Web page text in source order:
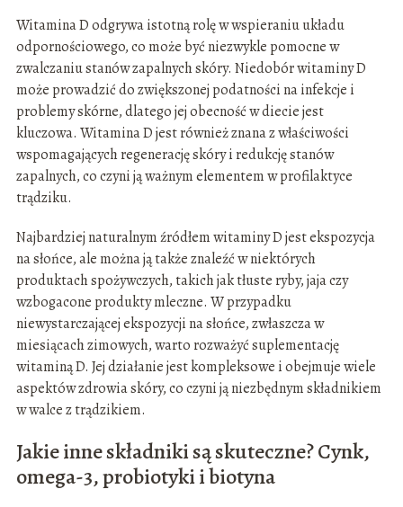
Witamina D odgrywa istotną rolę w wspieraniu układu
odpornościowego, co może być niezwykle pomocne w
zwalczaniu stanów zapalnych skóry. Niedobór witaminy D
może prowadzić do zwiększonej podatności na infekcje i
problemy skórne, dlatego jej obecność w diecie jest
kluczowa. Witamina D jest również znana z właściwości
wspomagających regenerację skóry i redukcję stanów
zapalnych, co czyni ją ważnym elementem w profilaktyce
trądziku.
Najbardziej naturalnym źródłem witaminy D jest ekspozycja
na słońce, ale można ją także znaleźć w niektórych
produktach spożywczych, takich jak tłuste ryby, jaja czy
wzbogacone produkty mleczne. W przypadku
niewystarczającej ekspozycji na słońce, zwłaszcza w
miesiącach zimowych, warto rozważyć suplementację
witaminą D. Jej działanie jest kompleksowe i obejmuje wiele
aspektów zdrowia skóry, co czyni ją niezbędnym składnikiem
w walce z trądzikiem.
Jakie inne składniki są skuteczne? Cynk,
omega-3, probiotyki i biotyna